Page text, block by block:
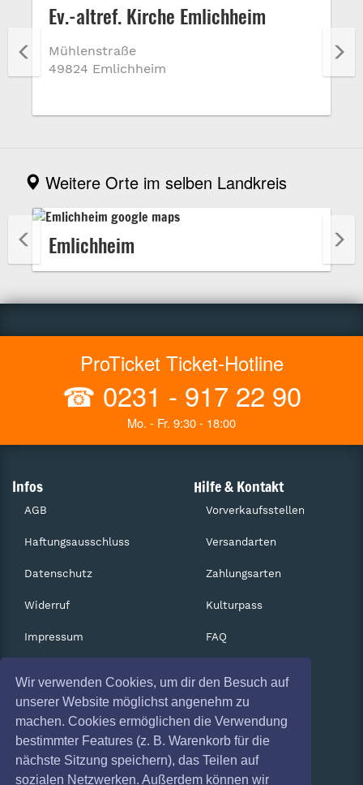
Wir verwenden Cookies, um dir den Besuch auf
unserer Website möglichst angenehm zu
machen. Cookies ermöglichen die Verwendung
bestimmter Features (z. B. Warenkorb für die
nächste Sitzung speichern), das Teilen auf
sozialen Netzwerken. Außerdem können wir
Ev.-altref. Kirche Emlichheim
Mühlenstraße
49824 Emlichheim
Weitere Orte im selben Landkreis
Emlichheim
ProTicket Ticket-Hotline
☎ 0231 - 917 22 90
Mo. - Fr. 9:30 - 18:00
Infos
AGB
Haftungsausschluss
Datenschutz
Widerruf
Impressum
Coronavirus (COVID 19)
Hilfe & Kontakt
Vorverkaufsstellen
Versandarten
Zahlungsarten
Kulturpass
FAQ
Services
Gutscheine
Geschäftskunden
Kartenrückgabe